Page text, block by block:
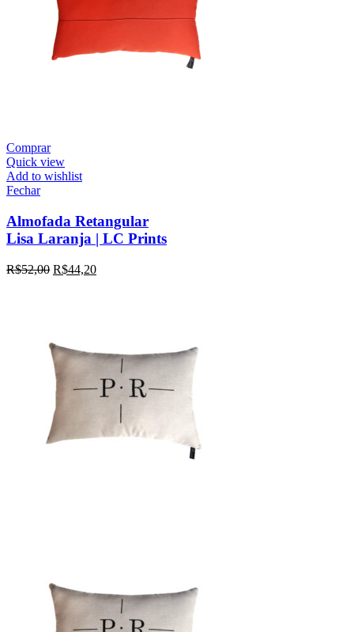
Comprar
Quick view
Add to wishlist
Fechar
Almofada Retangular
Lisa Laranja | LC Prints
R$52,00 R$44,20